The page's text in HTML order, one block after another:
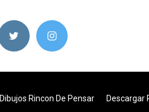
Dibujos Rincon De Pensar Descargar